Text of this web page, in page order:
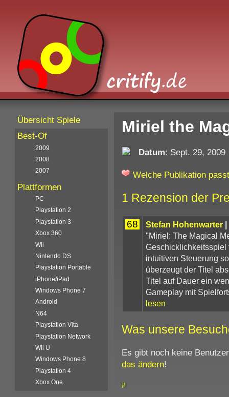
Miriel the
Datum: Sept. 29, 2009
Welche Publikation
1 Rezension der
68 Stefan Hohenwarter|
"Miriel: The Magical
Geschicklichkeitsspiel
intuitiven Steuerung
überzeugt der Titel
Titel auf Dauer ein
Gameplay mit
lesen
Was unsere
Es gibt noch keine
das ändern!
#
Übersicht Spiele
Best-Of
2009
2008
2007
Plattformen
PC
Playstation 2
Playstation 3
Xbox 360
Wii
Nintendo DS
Playstation Portable
iPhone/iPad
Windows Phone 7
Android
N64
Playstation Vita
Playstation Network
Wii U
Windows Phone 8
Playstation 4
Xbox One